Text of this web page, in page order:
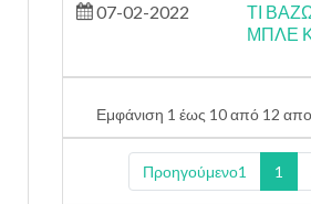
07-02-2022
ΤΙ
ΜΠΛΕ
Εμφάνιση 1 έως 10 από 12
Προηγούμενο1 1